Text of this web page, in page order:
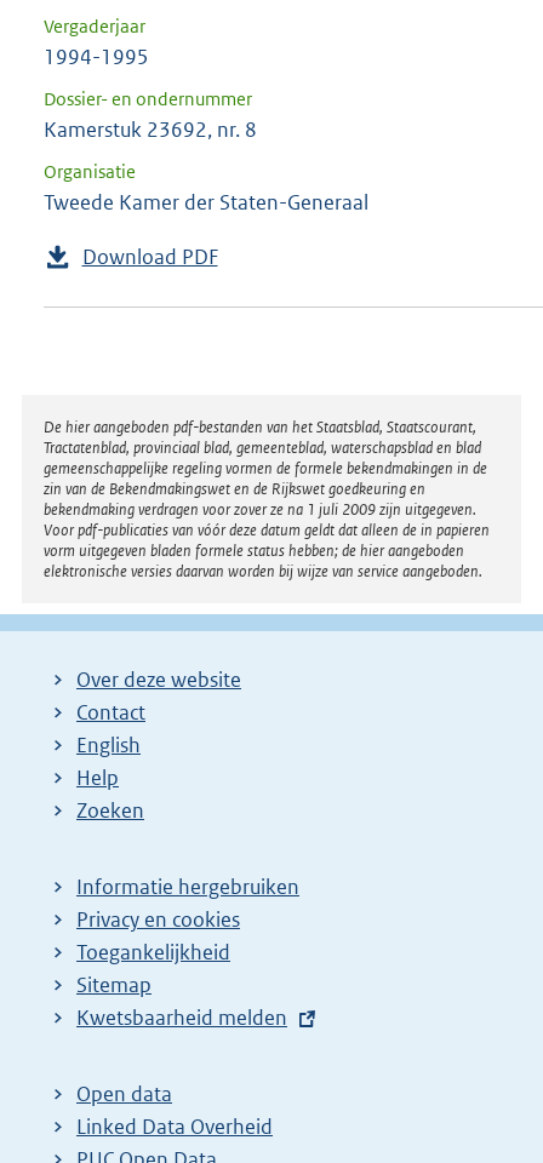
Vergaderjaar
1994-1995
Dossier- en ondernummer
Kamerstuk 23692, nr. 8
Organisatie
Tweede Kamer der Staten-Generaal
Download PDF
Disclaimer
De hier aangeboden pdf-bestanden van het Staatsblad, Staatscourant,
Tractatenblad, provinciaal blad, gemeenteblad, waterschapsblad en blad
gemeenschappelijke regeling vormen de formele bekendmakingen in de
zin van de Bekendmakingswet en de Rijkswet goedkeuring en
bekendmaking verdragen voor zover ze na 1 juli 2009 zijn uitgegeven.
Voor pdf-publicaties van vóór deze datum geldt dat alleen de in papieren
vorm uitgegeven bladen formele status hebben; de hier aangeboden
elektronische versies daarvan worden bij wijze van service aangeboden.
Over deze website
Contact
English
Help
Zoeken
Informatie hergebruiken
Privacy en cookies
Toegankelijkheid
Sitemap
E
t
e
r
Kwetsbaarheid melden
Open data
Linked Data Overheid